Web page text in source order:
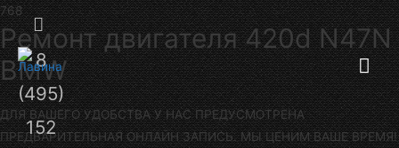
Секция
над
шапкой
8
(495)
152
Ремонт двигателя 420d N47N
BMW
ДЛЯ ВАШЕГО УДОБСТВА У НАС ПРЕДУСМОТРЕНА
ПРЕДВАРИТЕЛЬНАЯ ОНЛАЙН ЗАПИСЬ. МЫ ЦЕНИМ ВАШЕ ВРЕМЯ!